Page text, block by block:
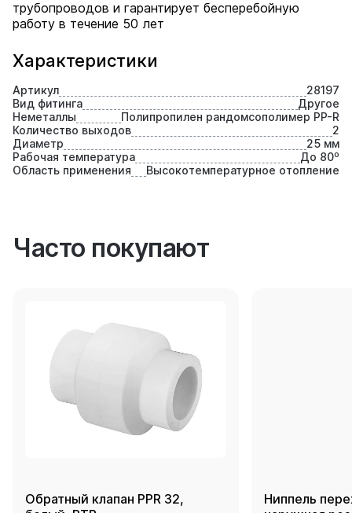
Характеристики
Артикул
28197
Вид фитинга
Другое
Неметаллы
Полипропилен рандомсополимер PP-R
Количество выходов
2
Диаметр
25 мм
Рабочая температура
До 80⁰
Область применения
Высокотемпературное отопление
трубопроводов и гарантирует бесперебойную
работу в течение 50 лет
Часто покупают
Обратный клапан PPR 32,
Ниппель